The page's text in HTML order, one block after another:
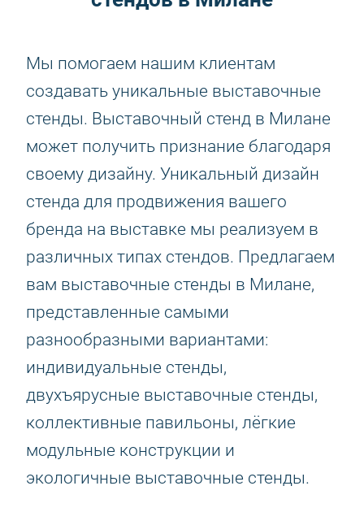
Мы помогаем нашим клиентам
создавать уникальные выставочные
стенды. Выставочный стенд в Милане
может получить признание благодаря
своему дизайну. Уникальный дизайн
стенда для продвижения вашего
бренда на выставке мы реализуем в
различных типах стендов. Предлагаем
вам выставочные стенды в Милане,
представленные самыми
разнообразными вариантами:
индивидуальные стенды,
двухъярусные выставочные стенды,
коллективные павильоны, лёгкие
модульные конструкции и
экологичные выставочные стенды.